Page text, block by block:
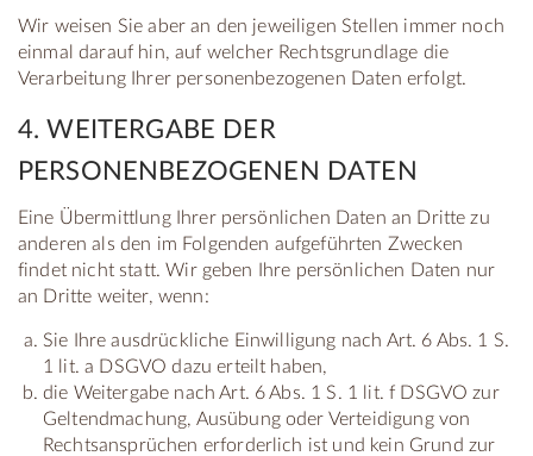
Wir weisen Sie aber an den jeweiligen Stellen immer noch
einmal darauf hin, auf welcher Rechtsgrundlage die
Verarbeitung Ihrer personenbezogenen Daten erfolgt.
4. WEITERGABE DER
PERSONENBEZOGENEN DATEN
Eine Übermittlung Ihrer persönlichen Daten an Dritte zu
anderen als den im Folgenden aufgeführten Zwecken
findet nicht statt. Wir geben Ihre persönlichen Daten nur
an Dritte weiter, wenn:
Sie Ihre ausdrückliche Einwilligung nach Art. 6 Abs. 1 S.
1 lit. a DSGVO dazu erteilt haben,
die Weitergabe nach Art. 6 Abs. 1 S. 1 lit. f DSGVO zur
Geltendmachung, Ausübung oder Verteidigung von
Rechtsansprüchen erforderlich ist und kein Grund zur